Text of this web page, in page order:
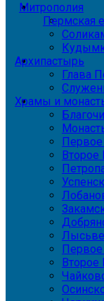
Митрополия
Пермская
Архипастырь
Глава
Храмы и
Первое
Второе
Первое
Второе